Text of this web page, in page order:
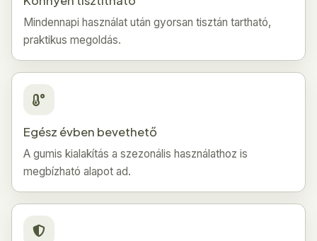
Mindennapi használat után gyorsan tisztán tartható,
praktikus megoldás.
Egész évben bevethető
A gumis kialakítás a szezonális használathoz is
megbízható alapot ad.